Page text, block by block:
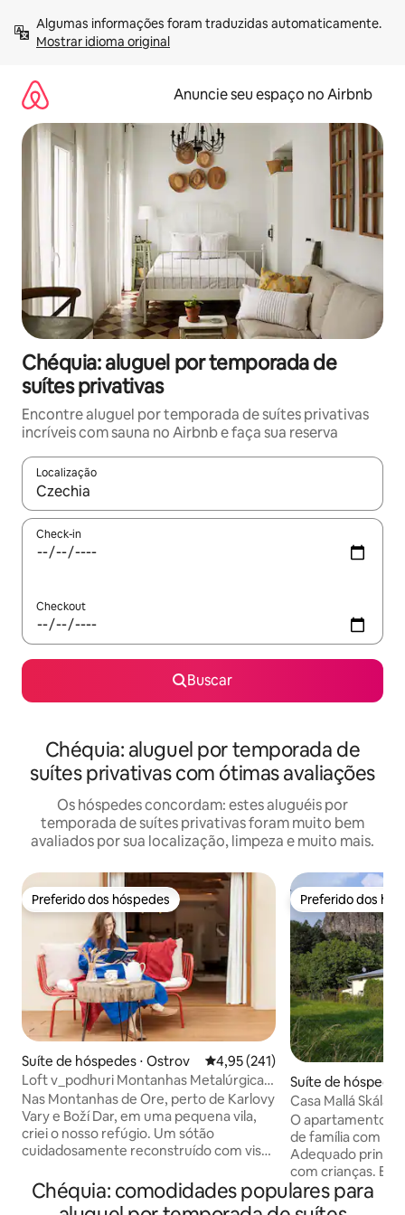
para
Mostrar idioma original
Anuncie seu espaço no Airbnb
Chéquia: aluguel por temporada de
suítes privativas
Encontre aluguel por temporada de suítes privativas
incríveis com sauna no Airbnb e faça sua reserva
Localização
Quando os resultados estiverem disponíveis, explore-os
Check-in
Checkout
Buscar
Chéquia: aluguel por temporada de
suítes privativas com ótimas avaliações
Os hóspedes concordam: estes aluguéis por
temporada de suítes privativas foram muito bem
avaliados por sua localização, limpeza e muito mais.
Preferido dos hóspedes
Preferido dos hóspedes
Suíte de hóspedes ⋅ Ostrov 4,95 de uma avaliação média de
4,95 (241)
Loft v_podhuri Montanhas Metalúrgicas
com banheira
Nas Montanhas de Ore, perto de Karlovy
Vary e Boží Dar, em uma pequena vila,
criei o nosso refúgio. Um sótão
cuidadosamente reconstruído com vista
hidromassagem no terraço (por uma
taxa adicional) e um home theater.
Preferido dos
Preferido dos
Suíte de hóspedes
la
Casa Mallá Skála
deslumbrante do
O apartamento
de família com
Adequado
com crianças. Ele
uma parte mais
enquanto está a
Chéquia: comodidades populares para